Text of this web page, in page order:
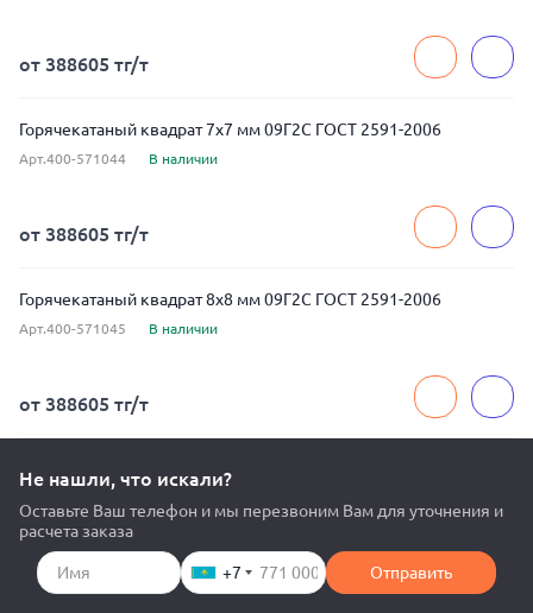
от 388605 тг/т
Горячекатаный квадрат 7x7 мм 09Г2С ГОСТ 2591-2006
Арт.400-571044 В наличии
от 388605 тг/т
Горячекатаный квадрат 8x8 мм 09Г2С ГОСТ 2591-2006
Арт.400-571045 В наличии
от 388605 тг/т
Не нашли, что искали?
Оставьте Ваш телефон и мы перезвоним Вам для уточнения и
расчета заказа
+7 Отправить